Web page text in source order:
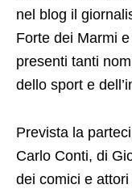
nel blog il
Forte dei Marmi
presenti tanti
dello sport e
Prevista la
Carlo Conti, di
dei comici e